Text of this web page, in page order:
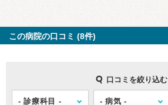
この病院の口コミ (8件)
口コミを絞り込む